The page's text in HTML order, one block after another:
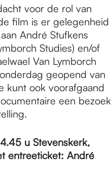
voor de rol van
film is er gelegenheid
André Stufkens
Studies) en/of
Van Lymborch
geopend van
kunt ook voorafgaand
een bezoek
u Stevenskerk,
entreeticket: André